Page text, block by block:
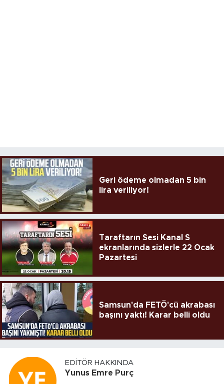
Geri ödeme olmadan 5 bin
lira veriliyor!
Taraftarın Sesi Kanal S
ekranlarında sizlerle 22 Ocak
Pazartesi
Samsun'da FETÖ'cü akrabası
başını yaktı! Karar belli oldu
EDITÖR HAKKINDA
Yunus Emre Purç